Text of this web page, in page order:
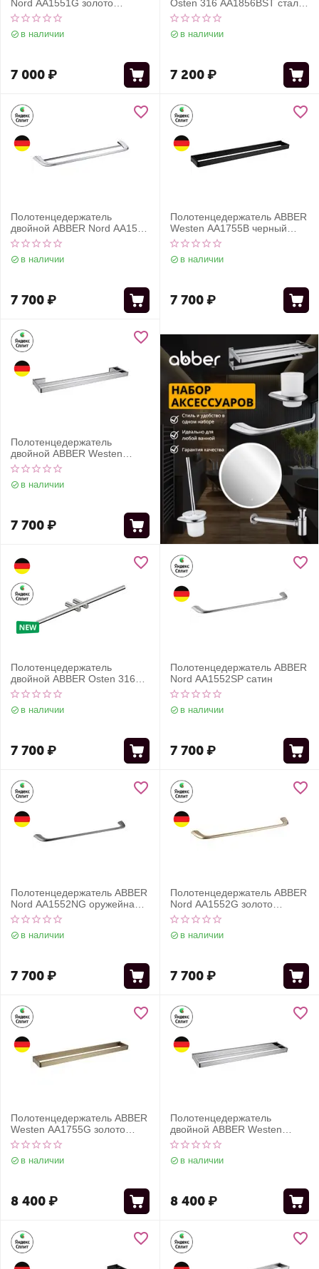
Nord AA1551G золото
матовое
в наличии
7 000₽
Osten 316 AA1856BST сталь
брашированная
в наличии
7 200₽
Полотенцедержатель
двойной ABBER Nord AA1553
хром
в наличии
7 700₽
Полотенцедержатель ABBER
Westen AA1755B черный
матовый
в наличии
7 700₽
Полотенцедержатель
двойной ABBER Westen
AA1757 хром
в наличии
7 700₽
Полотенцедержатель
двойной ABBER Osten 316
AA1855BST сталь
брашированная
в наличии
7 700₽
Полотенцедержатель ABBER
Nord AA1552SP сатин
в наличии
7 700₽
Полотенцедержатель ABBER
Nord AA1552NG оружейная
сталь
в наличии
7 700₽
Полотенцедержатель ABBER
Nord AA1552G золото
матовое
в наличии
7 700₽
Полотенцедержатель ABBER
Westen AA1755G золото
матовое
в наличии
8 400₽
Полотенцедержатель
двойной ABBER Westen
AA1756 хром
в наличии
8 400₽